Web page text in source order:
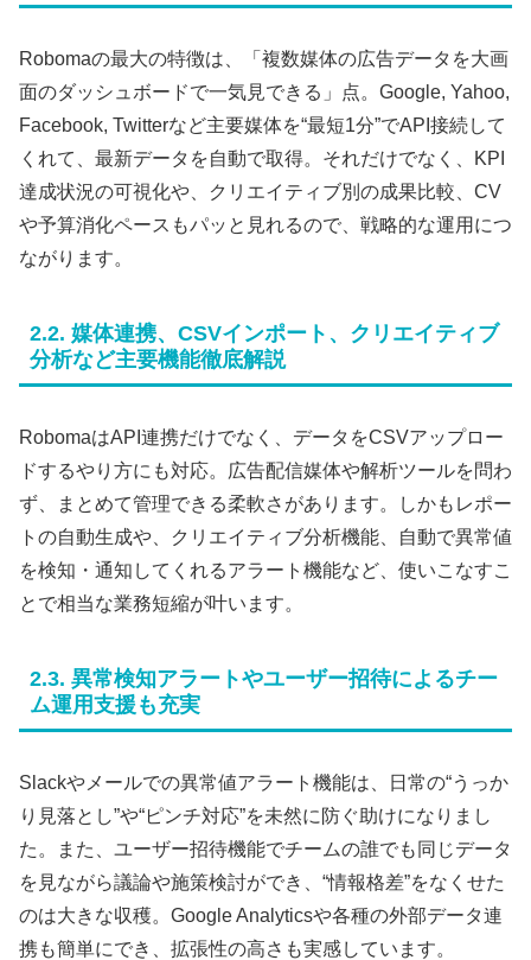
Robomaの最大の特徴は、「複数媒体の広告データを大画
面のダッシュボードで一気見できる」点。Google, Yahoo,
Facebook, Twitterなど主要媒体を“最短1分”でAPI接続して
くれて、最新データを自動で取得。それだけでなく、KPI
達成状況の可視化や、クリエイティブ別の成果比較、CV
や予算消化ペースもパッと見れるので、戦略的な運用につ
ながります。
2.2. 媒体連携、CSVインポート、クリエイティブ
分析など主要機能徹底解説
RobomaはAPI連携だけでなく、データをCSVアップロー
ドするやり方にも対応。広告配信媒体や解析ツールを問わ
ず、まとめて管理できる柔軟さがあります。しかもレポー
トの自動生成や、クリエイティブ分析機能、自動で異常値
を検知・通知してくれるアラート機能など、使いこなすこ
とで相当な業務短縮が叶います。
2.3. 異常検知アラートやユーザー招待によるチー
ム運用支援も充実
Slackやメールでの異常値アラート機能は、日常の“うっか
り見落とし”や“ピンチ対応”を未然に防ぐ助けになりまし
た。また、ユーザー招待機能でチームの誰でも同じデータ
を見ながら議論や施策検討ができ、“情報格差”をなくせた
のは大きな収穫。Google Analyticsや各種の外部データ連
携も簡単にでき、拡張性の高さも実感しています。